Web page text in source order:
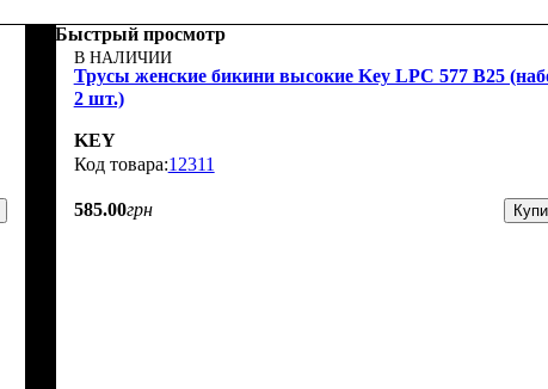
Быстрый просмотр
В НАЛИЧИИ
Трусы женские бикини высокие Key LPC 577 B25
2 шт.)
KEY
12311
585.00грн